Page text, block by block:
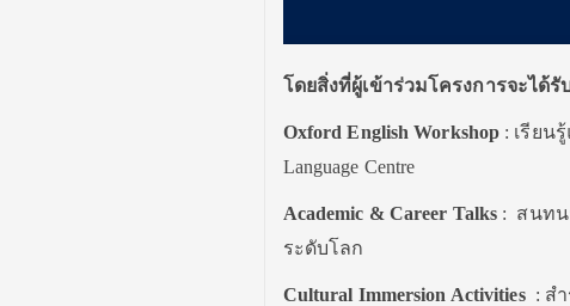
โดยสิ่งที่ผู้เข้าร่วมโครงการจะได้รั
Oxford English Workshop : เรียน
Language Centre
Academic & Career Talks : สนทน
ระดับโลก
Cultural Immersion Activities: สำ